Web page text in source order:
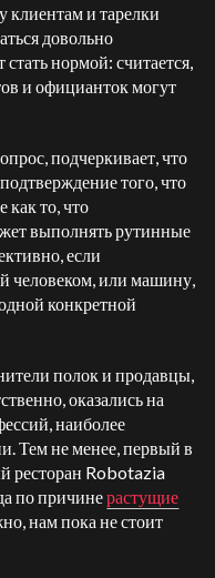
клиентам и тарелки
довольно
нормой: считается,
и официанток могут
подчеркивает, что
того, что
как то, что
выполнять рутинные
если
человеком, или машину,
конкретной
полок и продавцы,
оказались на
наиболее
Тем не менее, первый в
ресторан Robotazia
по причинерастущие
нам пока не стоит